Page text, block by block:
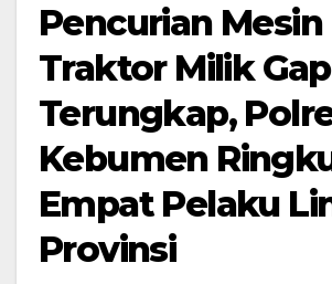
Pencurian Mesin
Traktor Milik
Terungkap,
Kebumen
Empat Pelaku
Provinsi